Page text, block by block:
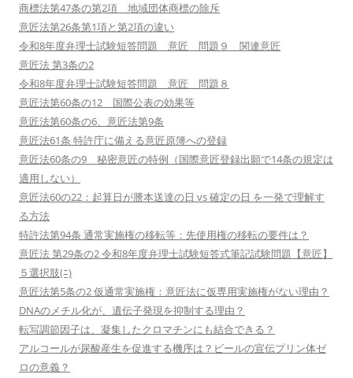
商標法第47条の第2項 地域団体商標の除斥
意匠法第26条第1項と第2項の違い
令和8年度弁理士試験短答問題 意匠 問題９ 関連意匠
意匠法 第3条の2
令和8年度弁理士試験短答問題 意匠 問題８
意匠法第60条の12 国際公表の効果等
意匠法第60条の6、意匠法第9条
意匠法61条 特許庁に備える意匠原簿への登録
意匠法60条の9 秘密意匠の特例（国際意匠登録出願で14条の規定は
適用しない）
意匠法60の22：起算日が謄本送達の日 vs 確定の日 を一発で理解す
る方法
特許法第94条 通常実施権の移転等：先使用権の移転の要件は？
意匠法 第29条の2 令和8年度弁理士試験短答式筆記試験問題【意匠】
５選択肢(ﾆ)
意匠法第5条の2 仮通常実施権：意匠法に仮専用実施権がない理由？
DNAのメチル化が、遺伝子発現を抑制する理由？
転写調節因子は、凝集したクロマチンにも結合できる？
アルコールが尿酸産生を促進する機序は？ビールの宣伝プリン体ゼ
ロの意義？